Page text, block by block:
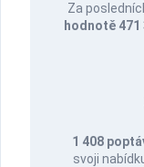
Za
hodnotě 471
1 408
svoji